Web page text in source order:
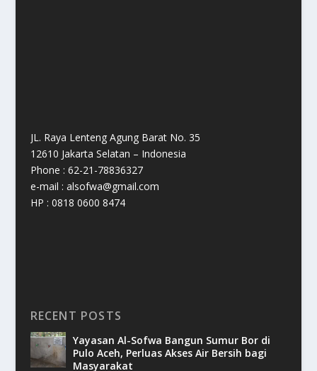
JL. Raya Lenteng Agung Barat No. 35
12610 Jakarta Selatan – Indonesia
Phone : 62-21-78836327
e-mail : alsofwa@gmail.com
HP : 0818 0600 8474
RECENT POSTS
Yayasan Al-Sofwa Bangun Sumur Bor di
Pulo Aceh, Perluas Akses Air Bersih bagi
Masyarakat